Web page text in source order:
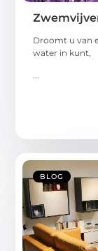
Droomt u van
water in kunt,
...
BLOG